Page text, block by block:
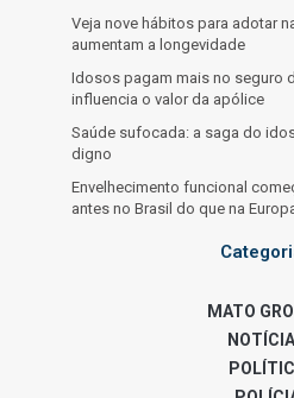
Veja nove hábitos para adotar
aumentam a longevidade
Idosos pagam mais no seguro
influencia o valor da apólice
Saúde sufocada: a saga do
digno
Envelhecimento funcional
antes no Brasil do que na
MATO